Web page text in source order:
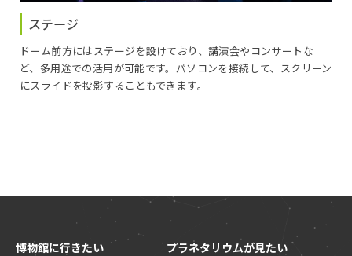
ステージ
ドーム前方にはステージを設けており、講演会やコンサートな
ど、多用途での活用が可能です。パソコンを接続して、スクリーン
にスライドを投影することもできます。
博物館に行きたい プラネタリウムが見たい